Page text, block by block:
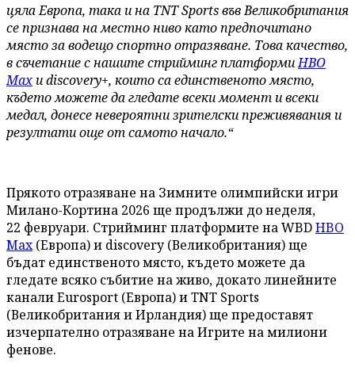
цяла Европа, така и на TNT Sports във Великобритания
се признава на местно ниво като предпочитано
място за водещо спортно отразяване. Това качество,
в съчетание с нашите стрийминг платформиHBO
Maxи discovery+, които са единственото място,
където можете да гледате всеки момент и всеки
медал, донесе невероятни зрителски преживявания и
резултати още от самото начало.“
Прякото отразяване на Зимните олимпийски игри
Милано-Кортина 2026 ще продължи до неделя,
22 февруари. Стрийминг платформите на WBDHBO
Max(Европа) и discovery (Великобритания) ще
бъдат единственото място, където можете да
гледате всяко събитие на живо, докато линейните
канали Eurosport (Европа) и TNТ Sports
(Великобритания и Ирландия) ще предоставят
изчерпателно отразяване на Игрите на милиони
фенове.